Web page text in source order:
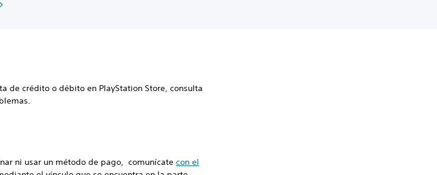
de crédito o débito en PlayStation Store, consulta
ni usar un método de pago, comunícatecon el